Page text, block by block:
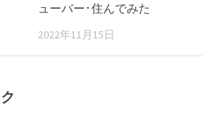
ューバー･住んでみた
2022年11月15日